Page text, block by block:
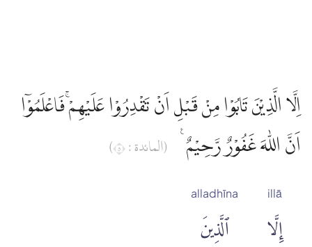
اِلَّا الَّذِيْنَ تَابُوْا مِنْ قَبْلِ اَنْ تَقْدِرُوْا عَلَيْهِمْۚ فَاعْلَمُوْٓا
اَنَّ اللّٰهَ غَفُوْرٌ رَّحِيْمٌ ࣖ
(المائدة : ٥)
illā
إِلَّا
alladhīna
ٱلَّذِينَ